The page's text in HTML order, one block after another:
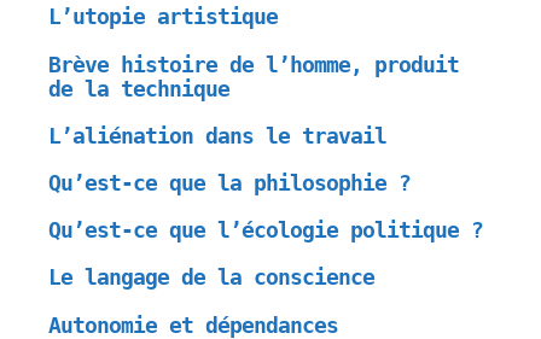
L’utopie artistique
Brève histoire de l’homme, produit
de la technique
L’aliénation dans le travail
Qu’est-ce que la philosophie ?
Qu’est-ce que l’écologie politique ?
Le langage de la conscience
Autonomie et dépendances